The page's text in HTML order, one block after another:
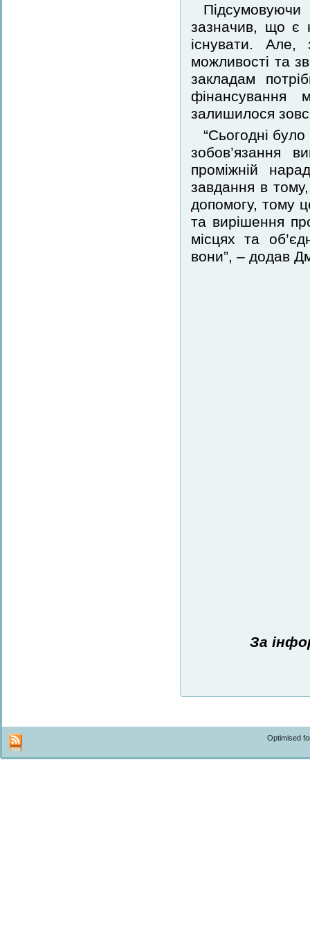
зазначив, що є
існувати. Але,
можливості та
закладам
фінансування
залишилося
“Сьогодні
зобов’язання
проміжній
завдання в
допомогу, тому
та вирішення
місцях та
вони”, – додав
За
Optimised